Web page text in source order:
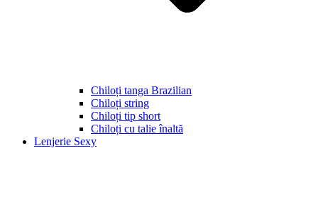
Chiloți tanga Brazilian
Chiloți string
Chiloți tip short
Chiloți cu talie înaltă
Lenjerie Sexy